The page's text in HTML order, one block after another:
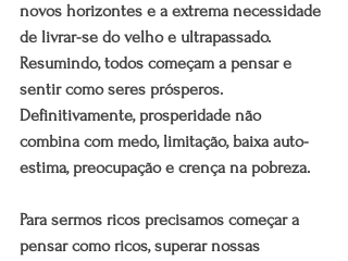
novos horizontes e a extrema necessidade
de livrar-se do velho e ultrapassado.
Resumindo, todos começam a pensar e
sentir como seres prósperos.
Definitivamente, prosperidade não
combina com medo, limitação, baixa auto-
estima, preocupação e crença na pobreza.
Para sermos ricos precisamos começar a
pensar como ricos, superar nossas